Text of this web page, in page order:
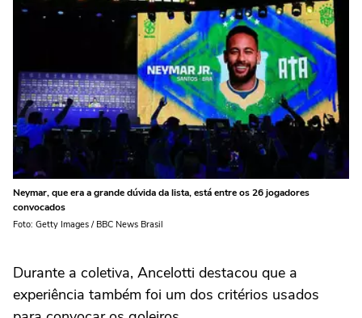
Neymar, que era a grande dúvida da lista, está entre os 26 jogadores
convocados
Foto: Getty Images / BBC News Brasil
Durante a coletiva, Ancelotti destacou que a
experiência também foi um dos critérios usados